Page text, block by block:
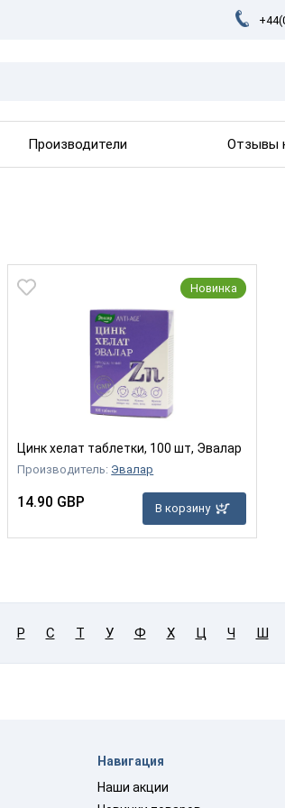
Производители Отзывы
Новинка
Цинк хелат таблетки, 100 шт, Эвалар
Производитель: Эвалар
14.90 GBP В корзину
Р С Т У Ф Х Ц Ч Ш
Навигация
Наши акции